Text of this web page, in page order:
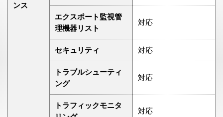
ンス
エクスポート監視管
理機器リスト
対応
セキュリティ 対応
トラブルシューティ
ング
対応
トラフィックモニタ
対応